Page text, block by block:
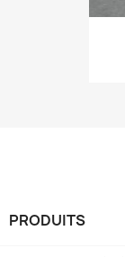
PRODUITS